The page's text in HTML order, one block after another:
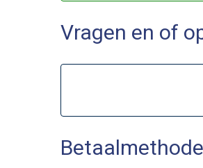
Vragen en of